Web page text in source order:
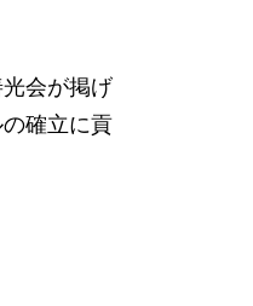
会が掲げ
確立に貢